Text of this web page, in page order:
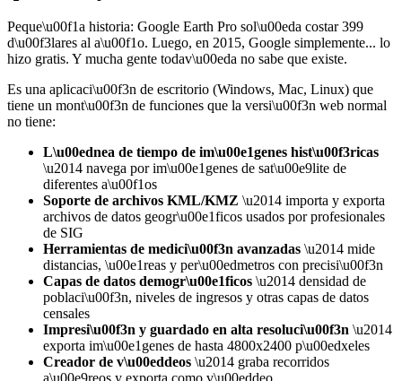
Peque\u00f1a historia: Google Earth Pro sol\u00eda costar 399
d\u00f3lares al a\u00f1o. Luego, en 2015, Google simplemente... lo
hizo gratis. Y mucha gente todav\u00eda no sabe que existe.
Es una aplicaci\u00f3n de escritorio (Windows, Mac, Linux) que
tiene un mont\u00f3n de funciones que la versi\u00f3n web normal
no tiene:
L\u00ednea de tiempo de im\u00e1genes hist\u00f3ricas
\u2014 navega por im\u00e1genes de sat\u00e9lite de
diferentes a\u00f1os
Soporte de archivos KML/KMZ \u2014 importa y exporta
archivos de datos geogr\u00e1ficos usados por profesionales
de SIG
Herramientas de medici\u00f3n avanzadas \u2014 mide
distancias, \u00e1reas y per\u00edmetros con precisi\u00f3n
Capas de datos demogr\u00e1ficos \u2014 densidad de
poblaci\u00f3n, niveles de ingresos y otras capas de datos
censales
Impresi\u00f3n y guardado en alta resoluci\u00f3n \u2014
exporta im\u00e1genes de hasta 4800x2400 p\u00edxeles
Creador de v\u00eddeos \u2014 graba recorridos